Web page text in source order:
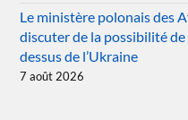
Le ministère polonais des
discuter de la possibilité
dessus de l’Ukraine
7 août 2026